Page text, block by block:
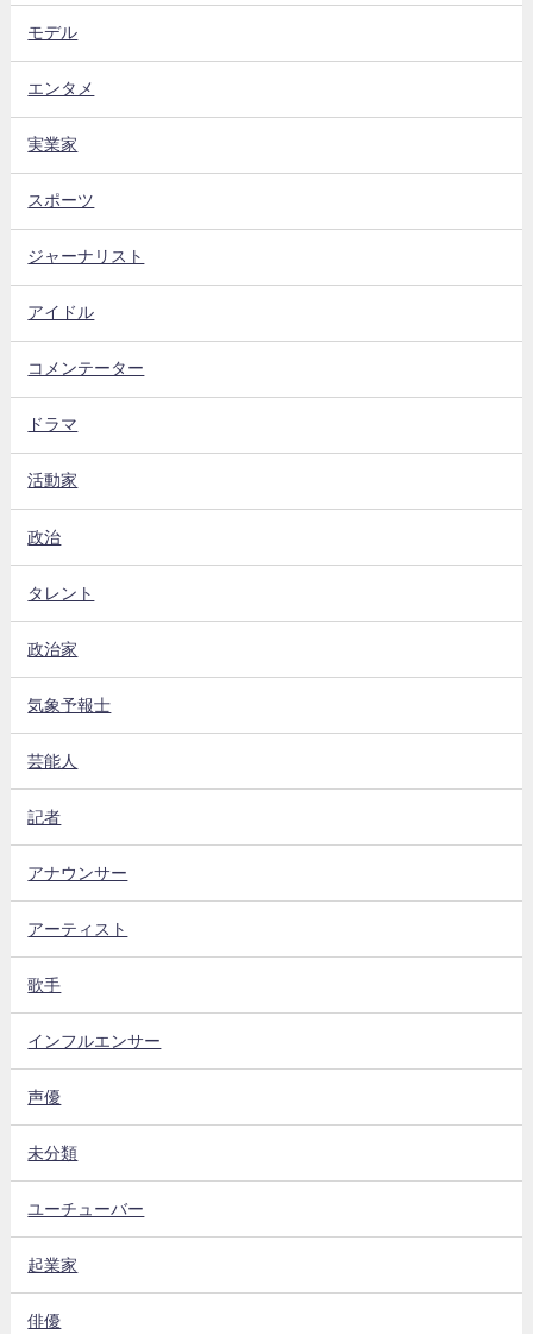
モデル
エンタメ
実業家
スポーツ
ジャーナリスト
アイドル
コメンテーター
ドラマ
活動家
政治
タレント
政治家
気象予報士
芸能人
記者
アナウンサー
アーティスト
歌手
インフルエンサー
声優
未分類
ユーチューバー
起業家
俳優